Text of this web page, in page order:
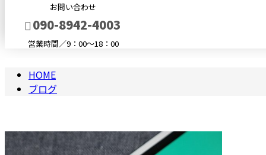
お問い合わせ
090-8942-4003
営業時間／9：00～18：00
メールフォーム
グ
HOME
ブログ